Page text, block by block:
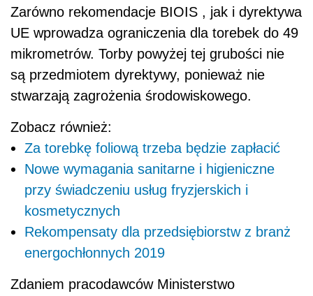
Zarówno rekomendacje BIOIS , jak i dyrektywa
UE wprowadza ograniczenia dla torebek do 49
mikrometrów. Torby powyżej tej grubości nie
są przedmiotem dyrektywy, ponieważ nie
stwarzają zagrożenia środowiskowego.
Zobacz również:
Za torebkę foliową trzeba będzie zapłacić
Nowe wymagania sanitarne i higieniczne
przy świadczeniu usług fryzjerskich i
kosmetycznych
Rekompensaty dla przedsiębiorstw z branż
energochłonnych 2019
Zdaniem pracodawców Ministerstwo